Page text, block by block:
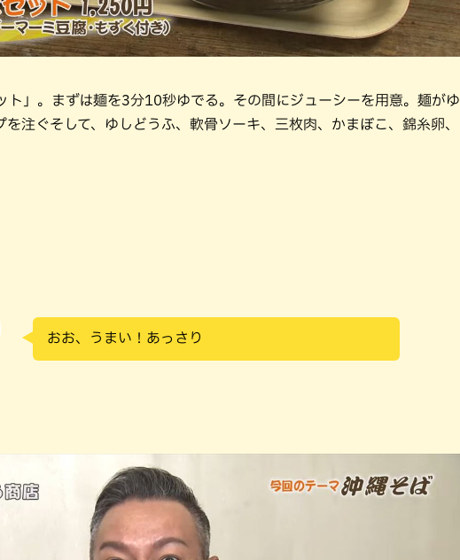
ト」。まずは麺を3分10秒ゆでる。その間にジューシーを用意。麺がゆ
注ぐそして、ゆしどうふ、軟骨ソーキ、三枚肉、かまぼこ、錦糸卵、
おお、うまい！あっさり